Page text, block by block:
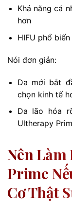
Khả năng cá
hơn
HIFU phổ
Nói đơn giản:
Da mới bắt
chọn kinh tế
Da lão hóa
Ultherapy
Nên
Prime
Cơ Thật